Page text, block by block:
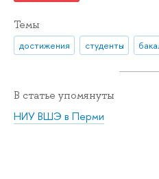
Темы
достижения студенты
В статье упомянуты
НИУ ВШЭ в Перми